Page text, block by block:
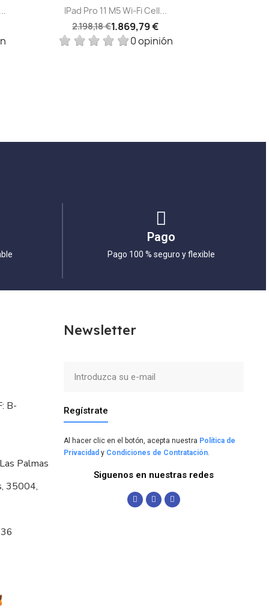
Vista rápida
IPad Pro 11 M5 Wi-Fi Cell...
2.198,18 €1.869,79 €
0 opinión
Pago
Pago 100 % seguro y flexible
B-
Palmas
35004,
Newsletter
Regístrate
Al hacer clic en el botón, acepta nuestra Política de
Privacidad y Condiciones de Contratación
Siguenos en nuestras redes